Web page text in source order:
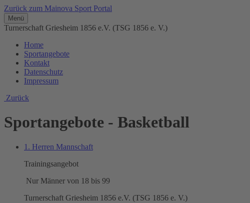
Zurück zum Mainova Sport Portal
Menü
Turnerschaft Griesheim 1856 e.V. (TSG 1856 e. V.)
Home
Sportangebote
Kontakt
Datenschutz
Impressum
Zurück
Sportangebote - Basketball
1. Herren Mannschaft
Trainingsangebot
Nur Männer von 18 bis 99
Turnerschaft Griesheim 1856 e.V. (TSG 1856 e. V.)